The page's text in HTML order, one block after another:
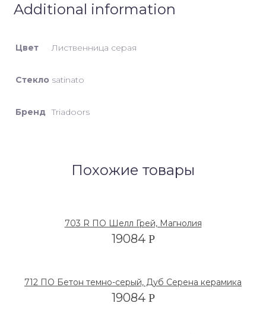
Additional information
Цвет Лиственница серая
Стекло satinato
Бренд Triadoors
Похожие товары
703 R ПО Шелл Грей, Магнолия
19084 Р
712 ПО Бетон темно-серый, Дуб Серена керамика
19084 Р